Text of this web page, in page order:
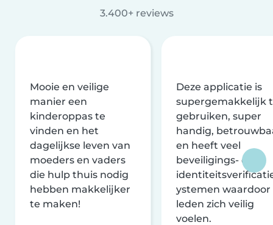
3.400+ reviews
Mooie en veilige
manier een
kinderoppas te
vinden en het
dagelijkse leven van
moeders en vaders
die hulp thuis nodig
hebben makkelijker
te maken!
Deze applicatie is
supergemakkelijk
gebruiken, super
handig,
en heeft veel
beveiligings- en
ystemen waardoor
leden zich veilig
voelen.